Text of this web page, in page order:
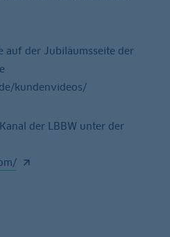
auf der Jubiläumsseite der
kundenvideos/
der LBBW unter der